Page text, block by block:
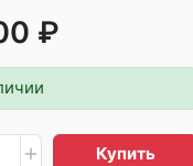
₽
Купить